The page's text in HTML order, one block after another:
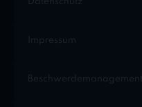
Impressum
Beschwerdemanagement